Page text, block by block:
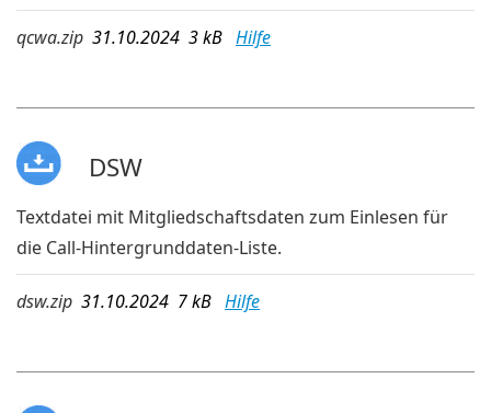
qcwa.zip 31.10.2024 3 kB Hilfe
DSW
Textdatei mit Mitgliedschaftsdaten zum Einlesen für
die Call-Hintergrunddaten-Liste.
dsw.zip 31.10.2024 7 kB Hilfe